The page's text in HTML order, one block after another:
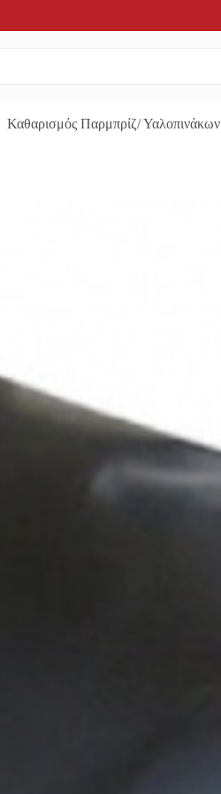
Καθαρισμός Παρμπρίζ/ Υαλοπινάκων